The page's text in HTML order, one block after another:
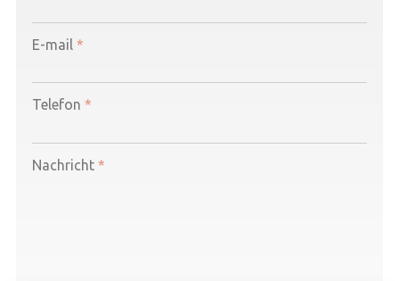
E-mail *
Telefon *
Nachricht *